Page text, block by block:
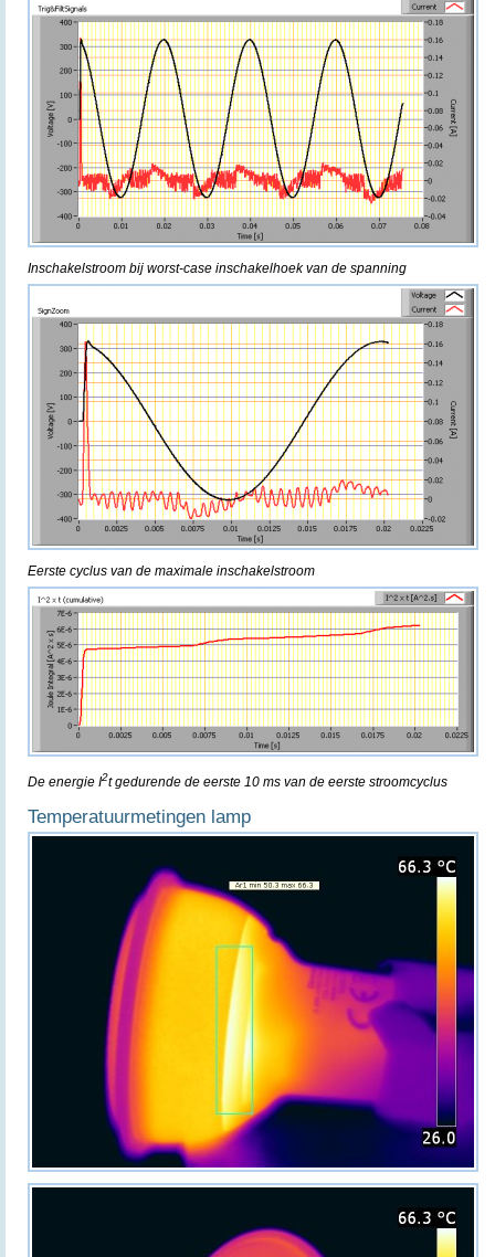
Inschakelstroom bij worst-case inschakelhoek van de spanning
Eerste cyclus van de maximale inschakelstroom
De energie I2t gedurende de eerste 10 ms van de eerste stroomcyclus
Temperatuurmetingen lamp